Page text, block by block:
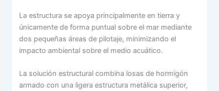
La estructura se apoya principalmente en tierra y
únicamente de forma puntual sobre el mar mediante
dos pequeñas áreas de pilotaje, minimizando el
impacto ambiental sobre el medio acuático.
La solución estructural combina losas de hormigón
armado con una ligera estructura metálica superior,